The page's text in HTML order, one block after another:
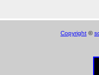
Copyright ©